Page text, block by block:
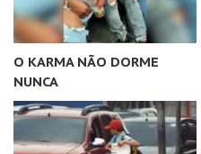
O KARMA NÃO DORME
NUNCA